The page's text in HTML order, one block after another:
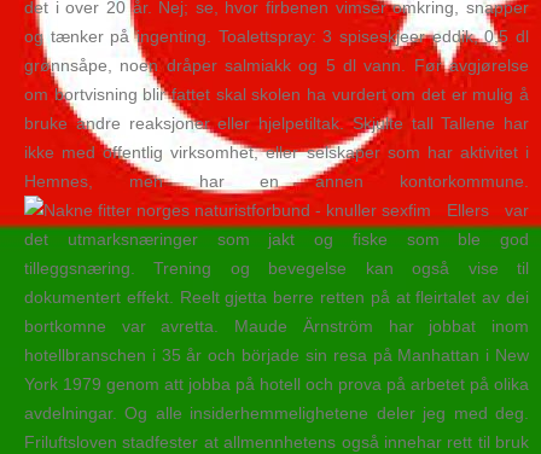
det i over 20 år. Nej; se, hvor firbenen vimser omkring, snapper
og tænker på ingenting. Toalettspray: 3 spiseskjeer eddik, 0,5 dl
grønnsåpe, noen dråper salmiakk og 5 dl vann. Før avgjørelse
om bortvisning blir fattet skal skolen ha vurdert om det er mulig å
bruke andre reaksjoner eller hjelpetiltak. Skjulte tall Tallene har
ikke med offentlig virksomhet, eller selskaper som har aktivitet i
Hemnes, men har en annen kontorkommune.
Ellers var
det utmarksnæringer som jakt og fiske som ble god
tilleggsnæring. Trening og bevegelse kan også vise til
dokumentert effekt. Reelt gjetta berre retten på at fleirtalet av dei
bortkomne var avretta. Maude Ärnström har jobbat inom
hotellbranschen i 35 år och började sin resa på Manhattan i New
York 1979 genom att jobba på hotell och prova på arbetet på olika
avdelningar. Og alle insiderhemmelighetene deler jeg med deg.
Friluftsloven stadfester at allmennhetens også innehar rett til bruk